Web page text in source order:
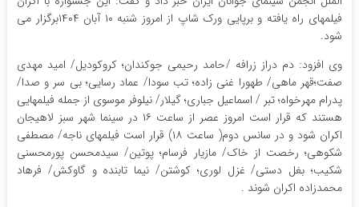
فیلمهای راه یافته و برپایی ورک شاپ از امروز شنبه ۱۰ آبان ۱۴۰۴برگزار می
شود.
وی افزود: دم دراز زرافه /حامد رحیمی جوکندان؛ کروکودیل/ امید مهدی
صفت؛قهر ماهی/ طهورا غنی زاده؛ تب سودا/ عماد رسایی؛ بی سر و صدا/
پدرام مهرخواه؛ تبر / اسماعیل جباری؛ گیلار/ نیلوفر موسوی از جمله فیلمهایی
هستند که قرار است امروز عصر از ساعت ۱۶ در سینما شهر سبز لاهیجان
اکران شود و در سانس دوم( ساعت ۱۸) قرار است فیلمهای ناجه/ مصطفی
شکوهی؛ رخصت از خاک/ مازیار فرسام؛ پوتین/ سیدمحسن پورمحسنی
شکیب؛ بغل دستی/ غزل لوری؛ کوشتن/ نیما تابنده و گاوکش/ فرهاد
محمدزاده اکران شوند .